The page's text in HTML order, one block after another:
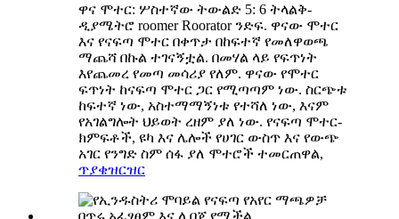
ዋና ሞተር: ሦስተኛው ትውልድ 5: 6 ትላልቅ-
ዲያሜትሮ roomer Roorator ንድፍ. ዋናው ሞተር
እና የናፍጣ ሞተር በቀጥታ በከፍተኛ የመለዋወጫ
ማጨሻ በኩል ተገናኝቷል. በመሃል ላይ የፍጥነት
እየጨመረ የመጣ መሳሪያ የለም. ዋናው የሞተር
ፍጥነት ከናፍጣ ሞተር ጋር የሚጣጣም ነው. ስርጭቱ
ከፍተኛ ነው, አስተማማኝነቱ የተሻለ ነው, እናም
የአገልግሎት ህይወት ረዘም ያለ ነው. የናፍጣ ሞተር-
ክምፍቶች, ዩካ እና ሌሎች የሀገር ውስጥ እና የውጭ
አገር የንግድ ስም ሰፋ ያለ ሞተሮች ተመርጠዋል,
ጥያቄዝርዝር